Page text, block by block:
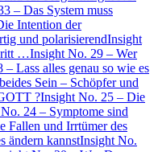
– Das System muss
Intention der
und polarisierendInsight
…Insight No. 29 – Wer
Lass alles genau so wie es
Sein – Schöpfer und
?Insight No. 25 – Die
24 – Symptome sind
Fallen und Irrtümer des
ändern kannstInsight No.